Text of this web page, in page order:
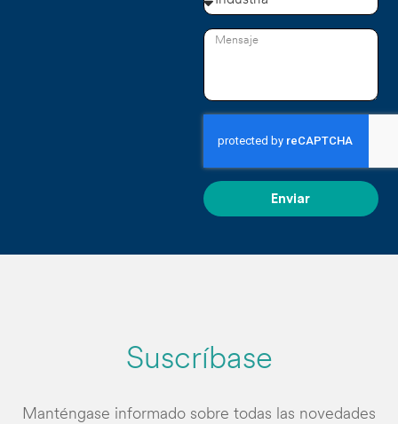
Enviar
Suscríbase
Manténgase informado sobre todas las novedades